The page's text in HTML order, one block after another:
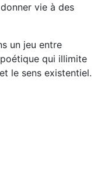
vie à des
un jeu entre
qui illimite
le sens existentiel.